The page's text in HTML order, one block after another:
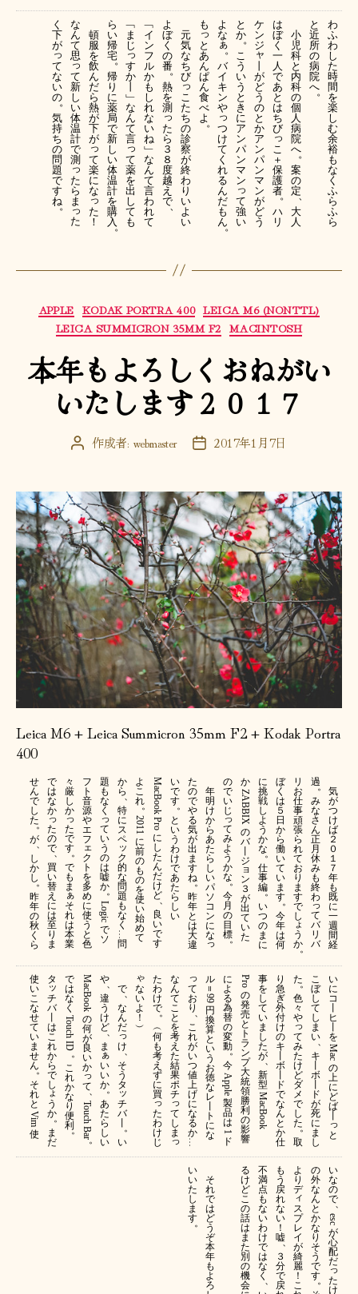
わ
ふ
わ
し
た
時
間
を
楽
し
む
余
裕
も
な
く
ふ
ら
ふ
ら
と
近
所
の
病
院
へ。
小
児
科
と
内
科
の
個
人
病
院
へ。
案
の
定、
大
人
は
ぼ
く
一
人
で
あ
と
は
ち
び
っ
こ
＋
保
護
者。
ハ
リ
ケ
ン
ジ
ャ
丨
が
ど
う
の
と
か
ア
ン
パ
ン
マ
ン
が
ど
う
と
か。
こ
う
い
う
と
き
に
ア
ン
パ
ン
マ
ン
っ
て
強
い
よ
な
ぁ
。
バ
イ
キ
ン
や
っ
つ
け
て
く
れ
る
ん
だ
も
ん。
も
っ
と
あ
ん
ぱ
ん
食
べ
よ。
元
気
な
ち
び
っ
こ
た
ち
の
診
察
が
終
わ
り
い
よ
い
よ
ぼ
く
の
番。
熱
を
測
っ
た
ら
３
８
度
越
え
で、
﹁
イ
ン
フ
ル
か
も
し
れ
な
い
ね
﹂
な
ん
て
言
わ
れ
て
﹁
ま
じ
っ
す
か
丨
﹂
な
ん
て
言
っ
て
薬
を
出
し
て
も
ら
い
帰
宅。
帰
り
に
薬
局
で
新
し
い
体
温
計
を
購
入。
頓
服
を
飲
ん
だ
ら
熱
が
下
が
っ
て
楽
に
な
っ
た
！
な
ん
て
思
っ
て
新
し
い
体
温
計
で
測
っ
た
ら
ま
っ
た
く
下
が
っ
て
な
い
の。
気
持
ち
の
問
題
で
す
ね。
カ
テ
ゴ
ー
APPLE KODAK PORTRA 400 LEICA M6 (NONTTL)
LEICA SUMMICRON 35MM F2 MACINTOSH
本年もよろしくおねがい
いたします２０１７
投 作成者: webmaster
投 2017年1月7日
Leica M6 + Leica Summicron 35mm F2 + Kodak Portra
400
気
が
つ
け
ば
２
０
１
７
年
も
既
に
一
週
間
経
過。
み
な
さ
ん
正
月
休
み
も
終
わ
っ
て
バ
リ
バ
リ
お
仕
事
頑
張
ら
れ
て
お
り
ま
す
で
し
ょ
う
か。
ぼ
く
は
５
日
か
ら
働
い
て
い
ま
す。
今
年
は
何
に
挑
戦
し
よ
う
か
な。
仕
事
編。
い
つ
の
ま
に
か
ZABBIX
の
バ
ジ
ョ
ン
３
が
出
て
い
た
の
で
い
じ
っ
て
み
よ
う
か
な。
今
月
の
目
標。
年
明
け
か
ら
あ
た
ら
し
い
パ
ソ
コ
ン
に
な
っ
た
の
で
や
る
気
が
出
ま
す
ね。
昨
年
と
は
大
違
い
で
す。
と
い
う
わ
け
で
あ
た
ら
し
い
MacBook
Pro
に
し
た
ん
だ
け
ど、
良
い
で
す
よ
こ
れ。
2011
に
前
の
も
の
を
使
い
始
め
て
か
ら、
特
に
ス
ペ
ッ
ク
的
な
問
題
も
な
く
…
問
題
も
な
く
っ
て
い
う
の
は
嘘
か。
Logic
で
ソ
フ
ト
音
源
や
エ
フ
ェ
ク
ト
を
多
め
に
使
う
と
色
々
厳
し
か
っ
た
で
す。
で
も
ま
ぁ
そ
れ
は
本
業
で
は
な
か
っ
た
の
で、
買
い
替
え
に
は
至
り
ま
せ
ん
で
し
た。
が、
し
か
し。
昨
年
の
秋
く
ら
い
に
コ
ヒ
を
Mac
の
上
に
ど
ば
っ
と
こ
ぼ
し
て
し
ま
い、
キ
ボ
ド
が
死
に
ま
し
た。
色
々
や
っ
て
み
た
け
ど
ダ
メ
で
し
た。
取
り
急
ぎ
外
付
け
の
キ
ボ
ド
で
な
ん
と
か
仕
事
を
し
て
い
ま
し
た
が、
新
型
MacBook
Pro
の
発
売
と
ト
ラ
ン
プ
大
統
領
勝
利
の
影
響
に
よ
る
為
替
の
変
動。
今
Apple
製
品
は
1
ド
ル
＝
99
円
換
算
と
い
う
お
徳
な
レ
ト
に
な
っ
て
お
り、
こ
れ
が
い
つ
値
上
げ
に
な
る
か
…
な
ん
て
こ
と
を
考
え
た
結
果
ポ
チ
っ
て
し
ま
っ
た
わ
け
で。
︵
何
も
考
え
ず
に
買
っ
た
わ
け
じ
ゃ
な
い
よ
！
︶
で、
な
ん
だ
っ
け、
そ
う
タ
ッ
チ
バ
。
い
や、
違
う
け
ど、
ま
ぁ
い
い
か。
あ
た
ら
し
い
MacBook
の
何
が
良
い
か
っ
て、
Touch
Bar。
で
は
な
く
Touch
ID 。
こ
れ
か
な
り
便
利。
タ
ッ
チ
バ
は
こ
れ
か
ら
で
し
ょ
う
か。
ま
だ
使
い
こ
な
せ
て
い
ま
せ
ん。
そ
れ
と
Vim
使
い
な
の
で、
esc
が
心
配
だ
っ
た
け
の
外
な
ん
と
か
な
り
そ
う
で
す。
よ
り
デ
ィ
ス
プ
レ
イ
が
綺
麗
！
こ
も
う
戻
れ
な
い
！
嘘、
３
分
で
戻
不
満
点
も
な
い
わ
け
で
は
な
く、
る
け
ど
こ
の
話
は
ま
た
別
の
機
会
そ
れ
で
は
ど
う
ぞ
本
年
も
よ
ろ
い
い
た
し
ま
す。